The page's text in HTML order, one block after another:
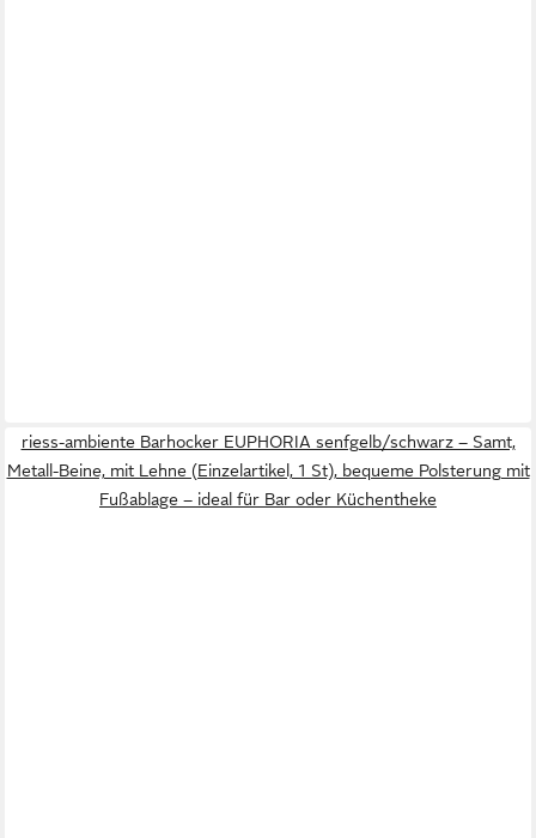
riess-ambiente Barhocker EUPHORIA senfgelb/schwarz – Samt,
Metall-Beine, mit Lehne (Einzelartikel, 1 St), bequeme Polsterung mit
Fußablage – ideal für Bar oder Küchentheke